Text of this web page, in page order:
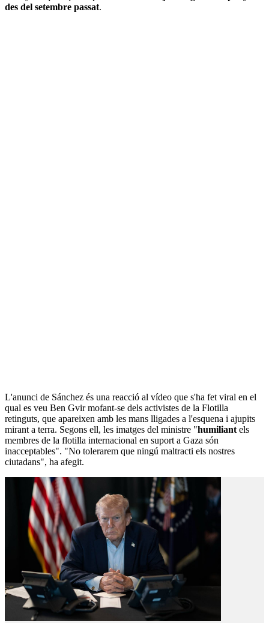
des del setembre passat.
L'anunci de Sánchez és una reacció al vídeo que s'ha fet viral en el
qual es veu Ben Gvir mofant-se dels activistes de la Flotilla
retinguts, que apareixen amb les mans lligades a l'esquena i ajupits
mirant a terra. Segons ell, les imatges del ministre "humiliantels
membres de la flotilla internacional en suport a Gaza són
inacceptables". "No tolerarem que ningú maltracti els nostres
ciutadans", ha afegit.